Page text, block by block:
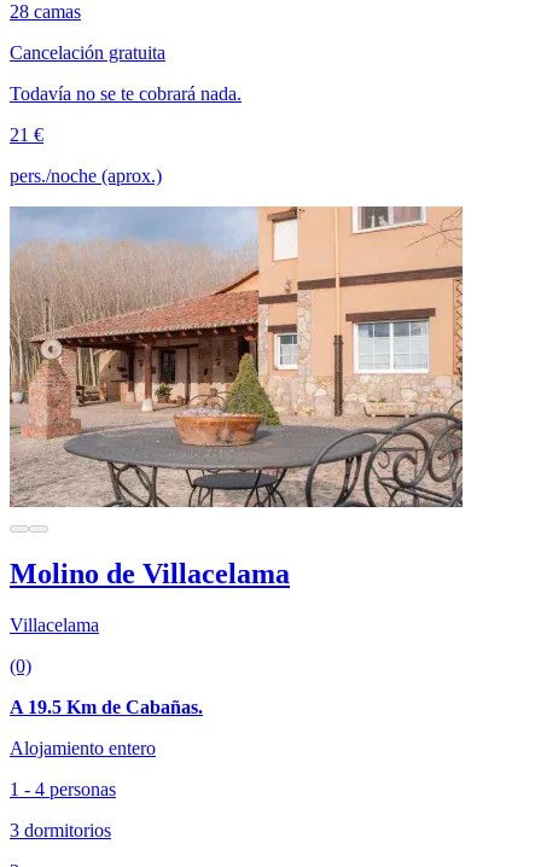
28 camas
Cancelación gratuita
Todavía no se te cobrará nada.
21 €
pers./noche (aprox.)
Molino de Villacelama
Villacelama
(0)
A 19.5 Km de Cabañas.
Alojamiento entero
1 - 4 personas
3 dormitorios